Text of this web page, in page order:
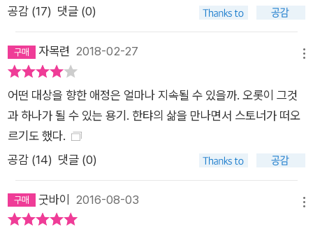
식의 변화, 인간성과 실존에 대한 고뇌 등에 대한 깊이 있는 통찰
을 보여준다. 그리고 그것을 단지 철학적 담론으로서가 아닌 살아
있는 인간에 대한 흥미로운 이야기로서, 시대에 대한 통렬한 풍자
로서 소설 한 편에 담아내고 있다. 또한 시시포스의 신화를 모티
프로 사용하고 있는 이 소설은 영원한 노동과 인간 지성의 진정한
해방이란 무엇인가에 대한 날카로운 질문을 던지고 있다. 한탸는
끝내 자신의 압축기 안으로 걸어들어감으로써 자신의 세계에 종
말을 고한다. 이것은 단순히 근대의 종말을 상징적으로 보여주는
대한 비판으로 읽을 수도 있다. 무분별한 발전으로 인해 오히려
퇴보하는, 노예화되고 우둔해진 사회에 대한 정치적이며 철학적
공감 (17) 댓글 (0)
자목련 2018-02-27
어떤 대상을 향한 애정은 얼마나 지속될 수 있을까. 오롯이 그것
과 하나가 될 수 있는 용기. 한탸의 삶을 만나면서 스토너가 떠오
르기도 했다.
공감 (14) 댓글 (0)
굿바이 2016-08-03